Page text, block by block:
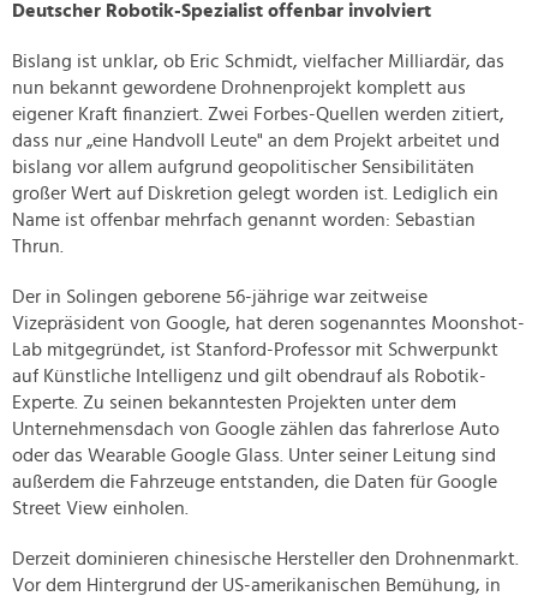
Deutscher Robotik-Spezialist offenbar involviert
Bislang ist unklar, ob Eric Schmidt, vielfacher Milliardär, das
nun bekannt gewordene Drohnenprojekt komplett aus
eigener Kraft finanziert. Zwei Forbes-Quellen werden zitiert,
dass nur „eine Handvoll Leute" an dem Projekt arbeitet und
bislang vor allem aufgrund geopolitischer Sensibilitäten
großer Wert auf Diskretion gelegt worden ist. Lediglich ein
Name ist offenbar mehrfach genannt worden: Sebastian
Thrun.
Der in Solingen geborene 56-jährige war zeitweise
Vizepräsident von Google, hat deren sogenanntes Moonshot-
Lab mitgegründet, ist Stanford-Professor mit Schwerpunkt
auf Künstliche Intelligenz und gilt obendrauf als Robotik-
Experte. Zu seinen bekanntesten Projekten unter dem
Unternehmensdach von Google zählen das fahrerlose Auto
oder das Wearable Google Glass. Unter seiner Leitung sind
außerdem die Fahrzeuge entstanden, die Daten für Google
Street View einholen.
Derzeit dominieren chinesische Hersteller den Drohnenmarkt.
Vor dem Hintergrund der US-amerikanischen Bemühung, in